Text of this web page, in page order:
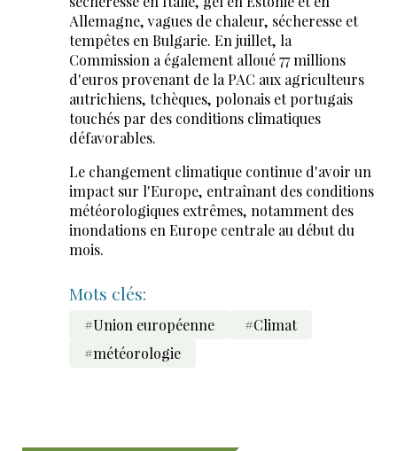
Allemagne, vagues de chaleur, sécheresse et
tempêtes en Bulgarie. En juillet, la
Commission a également alloué 77 millions
d'euros provenant de la PAC aux agriculteurs
autrichiens, tchèques, polonais et portugais
touchés par des conditions climatiques
défavorables.
Le changement climatique continue d'avoir un
impact sur l'Europe, entraînant des conditions
météorologiques extrêmes, notamment des
inondations en Europe centrale au début du
mois.
Mots clés:
#Union européenne
#Climat
#météorologie